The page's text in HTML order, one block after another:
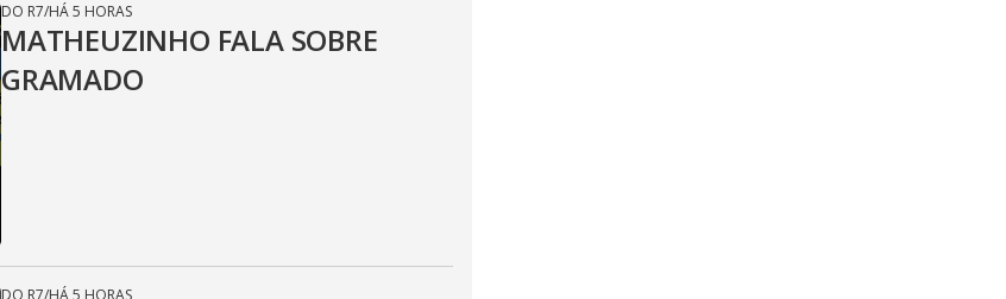
DO R7/HÁ 5 HORAS
MATHEUZINHO FALA SOBRE
GRAMADO
DO R7/HÁ 5 HORAS